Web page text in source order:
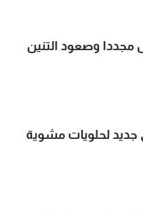
مجددا وصعود التنين
جديد لحلويات مشوية